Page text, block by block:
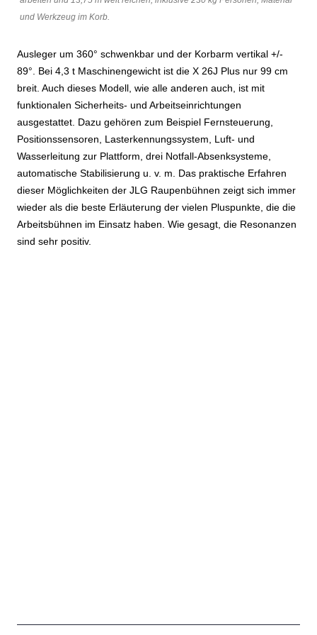
und Werkzeug im Korb.
Ausleger um 360° schwenkbar und der Korbarm vertikal +/-
89°. Bei 4,3 t Maschinengewicht ist die X 26J Plus nur 99 cm
breit. Auch dieses Modell, wie alle anderen auch, ist mit
funktionalen Sicherheits- und Arbeitseinrichtungen
ausgestattet. Dazu gehören zum Beispiel Fernsteuerung,
Positionssensoren, Lasterkennungssystem, Luft- und
Wasserleitung zur Plattform, drei Notfall-Absenksysteme,
automatische Stabilisierung u. v. m. Das praktische Erfahren
dieser Möglichkeiten der JLG Raupenbühnen zeigt sich immer
wieder als die beste Erläuterung der vielen Pluspunkte, die die
Arbeitsbühnen im Einsatz haben. Wie gesagt, die Resonanzen
sind sehr positiv.